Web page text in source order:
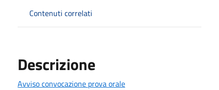
Contenuti correlati
Descrizione
Avviso convocazione prova orale